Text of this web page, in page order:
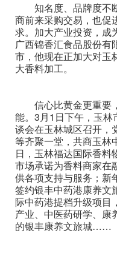
知名度、品牌度不
商前来采购交易，也促
求。加大产业投资，成
广西锦香汇食品股份有
市，他现在正加大对玉
大香料加工。
信心比黄金更重要
能。3月1日下午，玉
谈会在玉林城区召开，
等齐聚一堂，共商玉林
日，玉林福达国际香料
市场承诺为香料商家在
供各项支持与服务；新
签约银丰中药港康养文
际中药港提档升级项目
产业、中医药研学、康
的银丰康养文旅城……